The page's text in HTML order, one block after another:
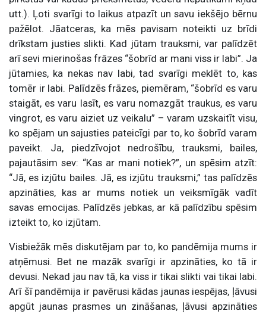
utt.). Ļoti svarīgi to laikus atpazīt un savu iekšējo bērnu
pažēlot. Jāatceras, ka mēs pavisam noteikti uz brīdi
drīkstam justies slikti. Kad jūtam trauksmi, var palīdzēt
arī sevi mierinošas frāzes “šobrīd ar mani viss ir labi”. Ja
jūtamies, ka nekas nav labi, tad svarīgi meklēt to, kas
tomēr ir labi. Palīdzēs frāzes, piemēram, “šobrīd es varu
staigāt, es varu lasīt, es varu nomazgāt traukus, es varu
vingrot, es varu aiziet uz veikalu” – varam uzskaitīt visu,
ko spējam un sajusties pateicīgi par to, ko šobrīd varam
paveikt. Ja, piedzīvojot nedrošību, trauksmi, bailes,
pajautāsim sev: “Kas ar mani notiek?”, un spēsim atzīt:
“Jā, es izjūtu bailes. Jā, es izjūtu trauksmi,” tas palīdzēs
apzināties, kas ar mums notiek un veiksmīgāk vadīt
savas emocijas. Palīdzēs jebkas, ar kā palīdzību spēsim
izteikt to, ko izjūtam.
Visbiežāk mēs diskutējam par to, ko pandēmija mums ir
atņēmusi. Bet ne mazāk svarīgi ir apzināties, ko tā ir
devusi. Nekad jau nav tā, ka viss ir tikai slikti vai tikai labi.
Arī šī pandēmija ir pavērusi kādas jaunas iespējas, ļāvusi
apgūt jaunas prasmes un zināšanas, ļāvusi apzināties